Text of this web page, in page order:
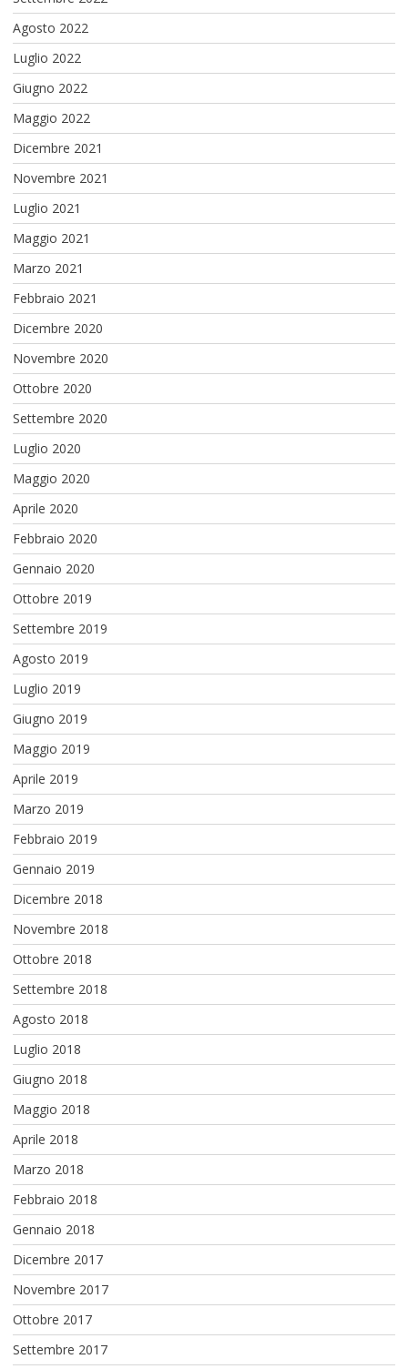
Agosto 2022
Luglio 2022
Giugno 2022
Maggio 2022
Dicembre 2021
Novembre 2021
Luglio 2021
Maggio 2021
Marzo 2021
Febbraio 2021
Dicembre 2020
Novembre 2020
Ottobre 2020
Settembre 2020
Luglio 2020
Maggio 2020
Aprile 2020
Febbraio 2020
Gennaio 2020
Ottobre 2019
Settembre 2019
Agosto 2019
Luglio 2019
Giugno 2019
Maggio 2019
Aprile 2019
Marzo 2019
Febbraio 2019
Gennaio 2019
Dicembre 2018
Novembre 2018
Ottobre 2018
Settembre 2018
Agosto 2018
Luglio 2018
Giugno 2018
Maggio 2018
Aprile 2018
Marzo 2018
Febbraio 2018
Gennaio 2018
Dicembre 2017
Novembre 2017
Ottobre 2017
Settembre 2017